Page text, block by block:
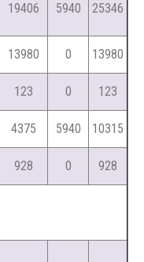
19406 5940 25346
13980 0
13980
123 0
123
4375 5940
10315
928 0 928